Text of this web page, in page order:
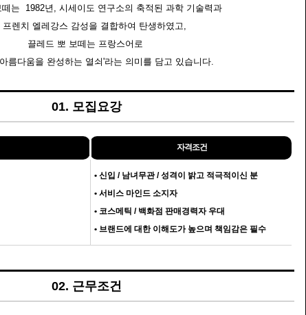
는 1982년, 시세이도 연구소의 축적된 과학 기술력과
프렌치 엘레강스 감성을 결합하여 탄생하였고,
끌레드 뽀 보떼는 프랑스어로
름다움을 완성하는 열쇠'라는 의미를 담고 있습니다.
01. 모집요강
자격조건
• 신입 / 남녀무관 / 성격이 밝고 적극적이신 분
• 서비스 마인드 소지자
• 코스메틱 / 백화점 판매경력자 우대
• 브랜드에 대한 이해도가 높으며 책임감은 필수
02. 근무조건